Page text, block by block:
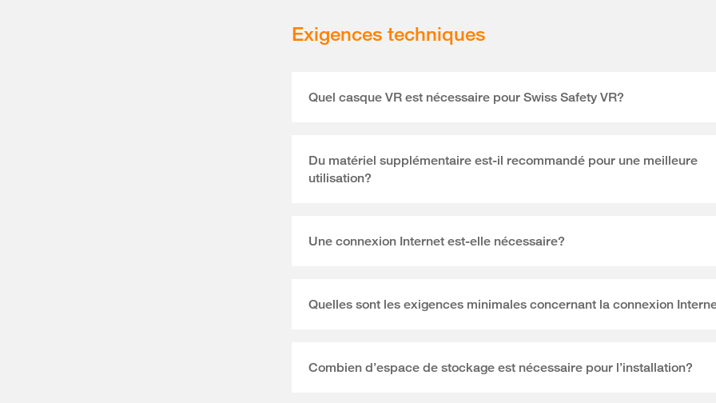
Exigences techniques
Quel casque VR est nécessaire pour Swiss Safety VR?
Du matériel supplémentaire est-il recommandé pour une meilleure
utilisation?
Une connexion Internet est-elle nécessaire?
Quelles sont les exigences minimales concernant la connexion
Combien d’espace de stockage est nécessaire pour l’installation?